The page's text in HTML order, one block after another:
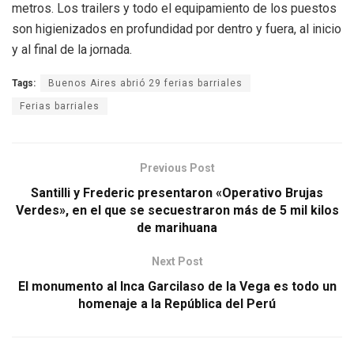
metros. Los trailers y todo el equipamiento de los puestos
son higienizados en profundidad por dentro y fuera, al inicio
y al final de la jornada.
Tags: Buenos Aires abrió 29 ferias barriales
Ferias barriales
Previous Post
Santilli y Frederic presentaron «Operativo Brujas
Verdes», en el que se secuestraron más de 5 mil kilos
de marihuana
Next Post
El monumento al Inca Garcilaso de la Vega es todo un
homenaje a la República del Perú